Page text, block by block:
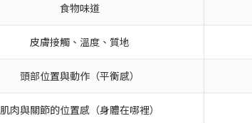
食物味道
皮膚接觸、溫度、質地
頭部位置與動作（平衡感）
肌肉與關節的位置感（身體在哪裡）